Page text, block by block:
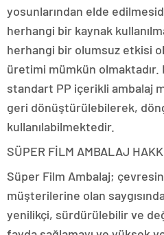
yosunlarından elde
herhangi bir kaynak
herhangi bir olumsuz etkisi
üretimi mümkün olmaktadır.
standart PP içerikli ambalaj
geri dönüştürülebilerek,
kullanılabilmektedir.
SÜPER FİLM AMBALAJ
Süper Film Ambalaj;
müşterilerine olan
yenilikçi, sürdürülebilir ve